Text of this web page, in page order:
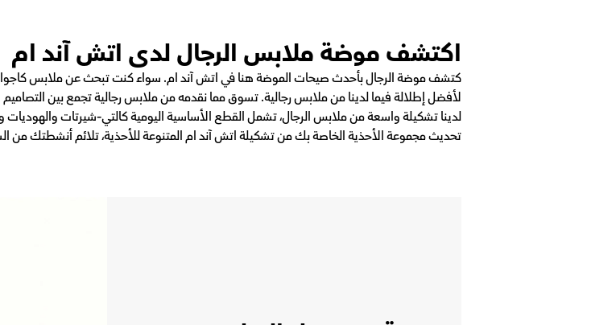
اكتشف موضة ملابس الرجال لدى اتش آند ام
كتشف موضة الرجال بأحدث صيحات الموضة هنا في اتش آند ام. سواء كنت تبحث عن ملابس
لأفضل إطلالة فيما لدينا من ملابس رجالية. تسوق مما نقدمه من ملابس رجالية تجمع بين التصاميم
لدينا تشكيلة واسعة من ملابس الرجال، تشمل القطع الأساسية اليومية كالتي-شيرتات والهوديات
تحديث مجموعة الأحذية الخاصة بك من تشكيلة اتش آند ام المتنوعة للأحذية، تلائم أنشطتك من